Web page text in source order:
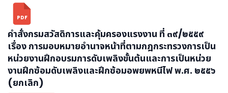
PDF
คำสั่งกรมสวัสดิการและคุ้มครองแรงงาน ที่ ๓๙/๒๕๕๙
เรื่อง การมอบหมายอำนาจหน้าที่ตามกฎกระทรวงการเป็น
หน่วยงานฝึกอบรมการดับเพลิงขั้นต้นและการเป็นหน่วย
งานฝึกซ้อมดับเพลิงและฝึกซ้อมอพยพหนีไฟ พ.ศ. ๒๕๕๖
(ยกเลิก)